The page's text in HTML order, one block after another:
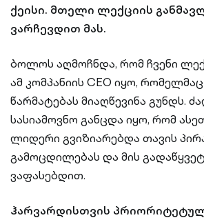
ქეისი. მთელი ლექციის
ვარჩევდით მას.
ბოლოს აღმოჩნდა, რომ ჩვენი
ამ კომპანიის CEO იყო,
წარმატებას მიაღწევინა გუნდს.
სასიამოვნო განცდა იყო, რომ
ლიდერი გვიზიარებდა თავის
გამოცდილებას და მის
ვაფასებდით.
ჰარვარდისთვის